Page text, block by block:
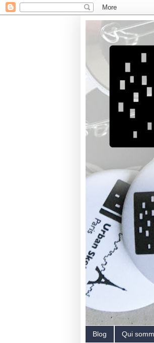
Blog Qui